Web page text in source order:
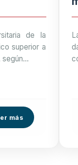
de la
superior a
según...
más